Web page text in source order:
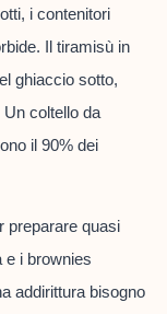
i contenitori
Il tiramisù in
ghiaccio sotto,
coltello da
il 90% dei
preparare quasi
e i brownies
addirittura bisogno